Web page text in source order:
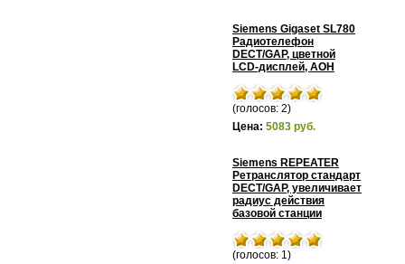
Siemens Gigaset SL780
Радиотелефон
DECT/GAP, цветной
LCD-дисплей, АОН
(голосов: 2)
Цена: 5083 руб.
Siemens REPEATER
Ретранслятор стандарт
DECT/GAP, увеличивает
радиус действия
базовой станции
(голосов: 1)